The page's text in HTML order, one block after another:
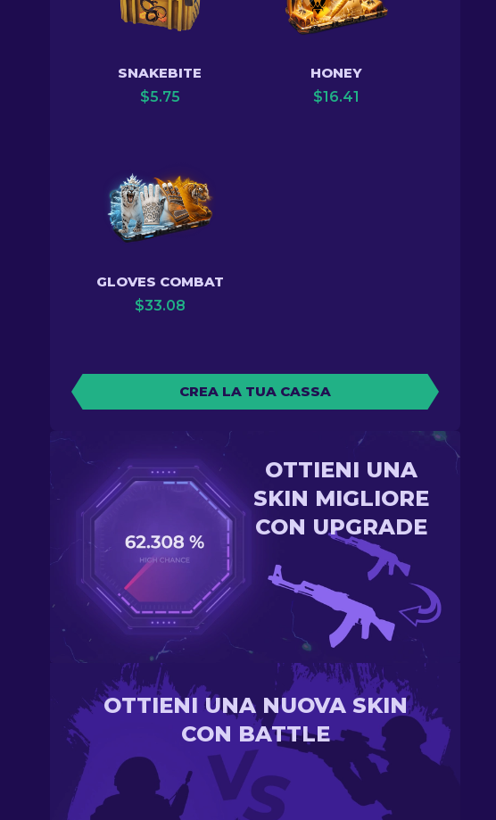
SNAKEBITE
$5.75
HONEY
$16.41
GLOVES COMBAT
$33.08
CREA LA TUA CASSA
OTTIENI UNA
SKIN MIGLIORE
CON UPGRADE
OTTIENI UNA NUOVA SKIN
CON BATTLE